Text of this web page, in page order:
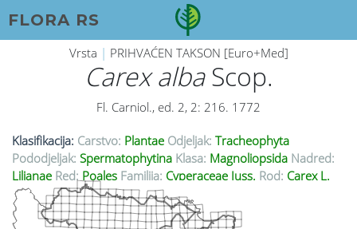
FLORA RS
Vrsta | PRIHVAĆEN TAKSON [Euro+Med]
Carex albaScop.
Fl. Carniol., ed. 2, 2: 216. 1772
Klasifikacija: Carstvo: Plantae Odjeljak: Tracheophyta
Pododjeljak: Spermatophytina Klasa: Magnoliopsida Nadred:
Lilianae Red: Poales Familija: Cyperaceae Juss. Rod: Carex L.